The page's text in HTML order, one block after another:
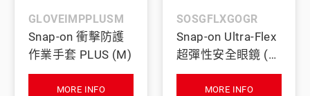
GLOVEIMPPLUSM
Snap-on 衝擊防護
作業手套 PLUS (M)
MORE INFO
SOSGFLXGOGR
Snap-on Ultra-Flex
超彈性安全眼鏡 (可
拆式護目鏡／紅)
MORE INFO